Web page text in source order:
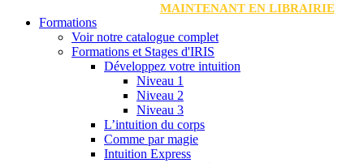
MAINTENANT EN LIBRAIRIE
Formations
Voir notre catalogue complet
Formations et Stages d'IRIS
Développez votre intuition
Niveau 1
Niveau 2
Niveau 3
L’intuition du corps
Comme par magie
Intuition Express